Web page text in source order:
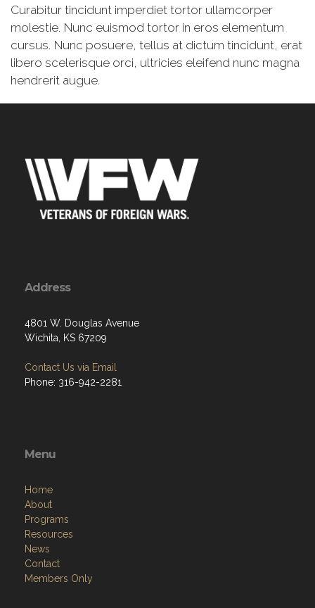
Curabitur tincidunt imperdiet tortor ullamcorper
molestie. Nunc euismod tortor in eros elementum
cursus. Nunc posuere, tellus at dictum tincidunt, erat
libero scelerisque orci, ultricies eleifend nunc magna
hendrerit augue.
Address
4801 W. Douglas Avenue
Wichita, KS 67209
Contact Us via Email
Phone: 316-942-2281
Menu
Home
About
Programs
Resources
News
Contact
Members Only